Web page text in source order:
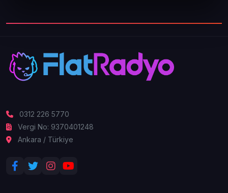
0312 226 5770
Vergi No: 9370401248
Ankara / Türkiye